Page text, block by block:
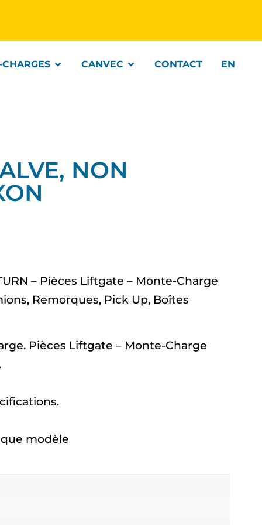
CANVEC CONTACT EN
NON
– Pièces Liftgate – Monte-Charge
Remorques, Pick Up, Boîtes
Pièces Liftgate – Monte-Charge
modèle